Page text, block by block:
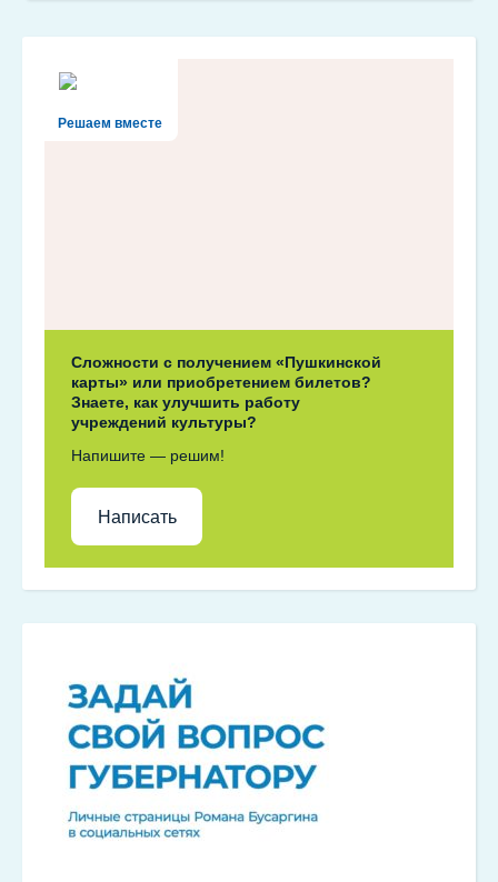
Решаем вместе
Сложности с получением «Пушкинской
карты» или приобретением билетов?
Знаете, как улучшить работу
учреждений культуры?
Напишите — решим!
Написать